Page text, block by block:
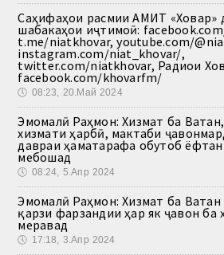
Саҳифаҳои расмии АМИТ «Ховар»
шабакаҳои иҷтимоӣ:
t.me/niatkhovar, youtube.com/
instagram.com/niat_khovar/,
twitter.com/niatkhovar, Радиои
facebook.com/khovarfm/
🕔 08:23, 20.Май 2024
Эмомалӣ Раҳмон: Хизмат ба
хизмати ҳарбӣ, мактаби
давраи ҳаматарафа обутоб
мебошад
🕔 08:24, 5.Апр 2024
Эмомалӣ Раҳмон: Хизмат ба
қарзи фарзандии ҳар як ҷавон ба
меравад
🕔 17:18, 3.Апр 2024